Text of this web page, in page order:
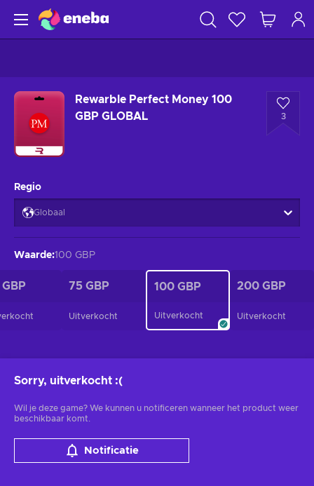
Rewarble Perfect Money 100
GBP GLOBAL
3
Sorry, uitverkocht :(
Wil je deze game? We kunnen u notificeren wanneer het product weer
beschikbaar komt.
Notificatie
Regio
Globaal
Waarde:100 GBP
75 GBP
Uitverkocht
100 GBP
Uitverkocht
200 GBP
Uitverkocht